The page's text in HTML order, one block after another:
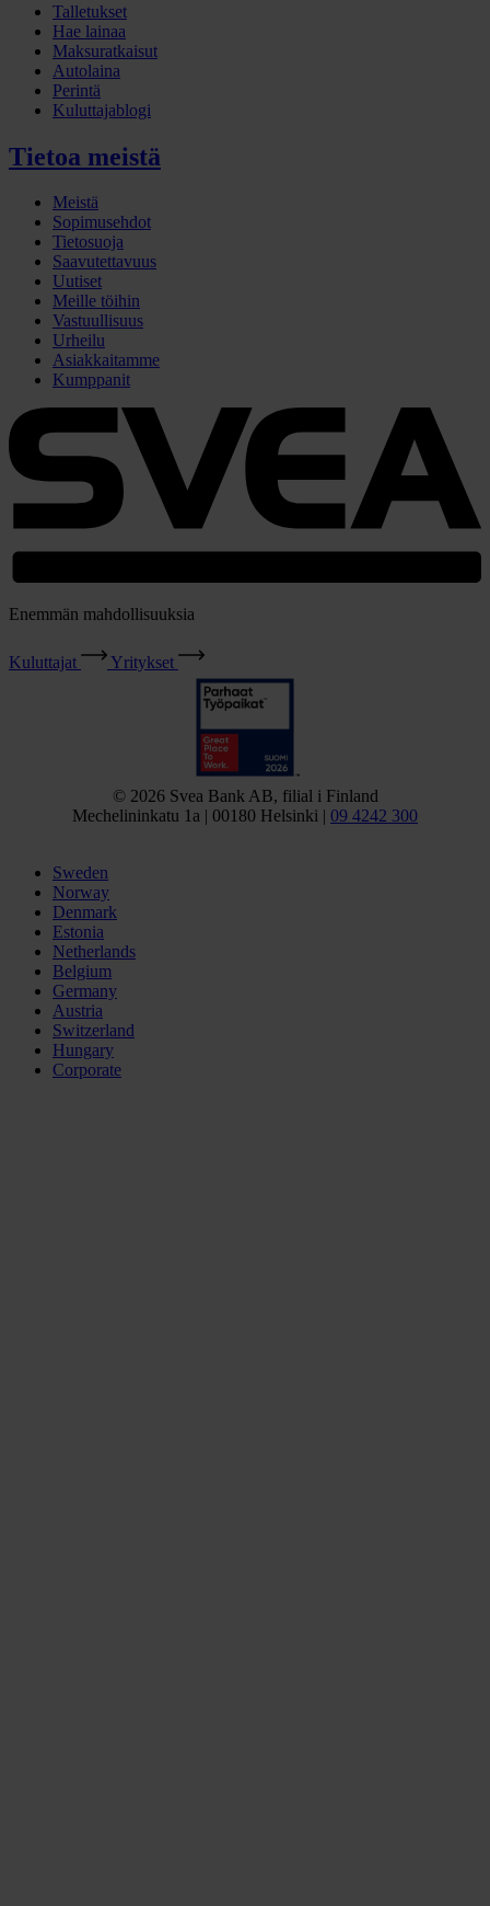
Talletukset
Hae lainaa
Maksuratkaisut
Autolaina
Perintä
Kuluttajablogi
Tietoa meistä
Meistä
Sopimusehdot
Tietosuoja
Saavutettavuus
Uutiset
Meille töihin
Vastuullisuus
Urheilu
Asiakkaitamme
Kumppanit
Enemmän mahdollisuuksia
Kuluttajat Yritykset
© 2026 Svea Bank AB, filial i Finland
Mechelininkatu 1a | 00180 Helsinki | 09 4242 300
Sweden
Norway
Denmark
Estonia
Netherlands
Belgium
Germany
Austria
Switzerland
Hungary
Corporate